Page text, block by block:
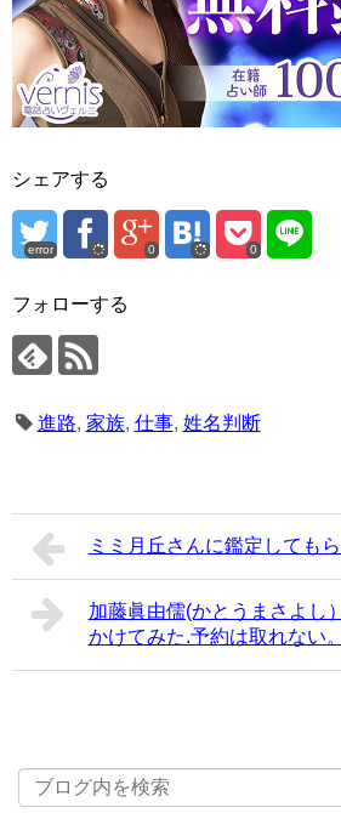
シェアする
error 0 0
フォローする
進路, 家族, 仕事, 姓名判断
ミミ月丘さんに鑑定しても
加藤眞由儒(かとうまさよし
かけてみた.予約は取れない。